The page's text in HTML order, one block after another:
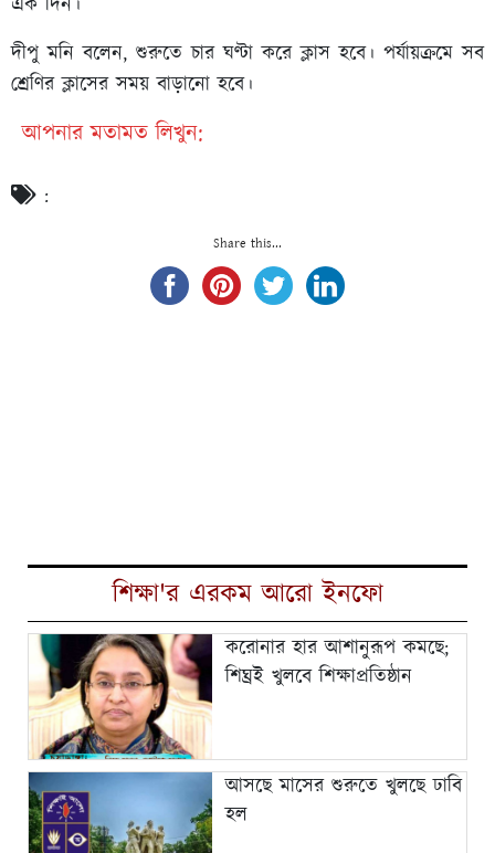
দীপু মনি বলেন, শুরুতে চার ঘণ্টা করে ক্লাস হবে। পর্যায়ক্রমে সব
শ্রেণির ক্লাসের সময় বাড়ানো হবে।
আপনার মতামত লিখুন:
:
Share this...
শিক্ষা'র এরকম আরো ইনফো
করোনার হার আশানুরূপ কমছে;
শিঘ্রই খুলবে শিক্ষাপ্রতিষ্ঠান
আসছে মাসের শুরুতে খুলছে ঢাবি
হল